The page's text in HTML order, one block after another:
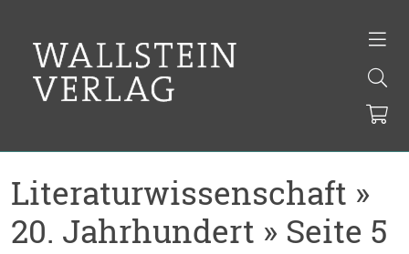
Literaturwissenschaft »
20. Jahrhundert » Seite 5